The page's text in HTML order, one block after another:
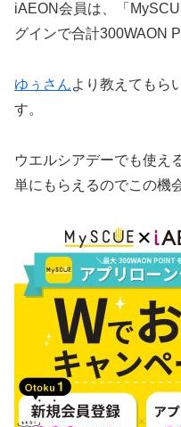
iAEON会員は、「
グインで合計300WAON
ゆぅさんより教えてもら
す。
ウエルシアデーでも使え
単にもらえるのでこの機